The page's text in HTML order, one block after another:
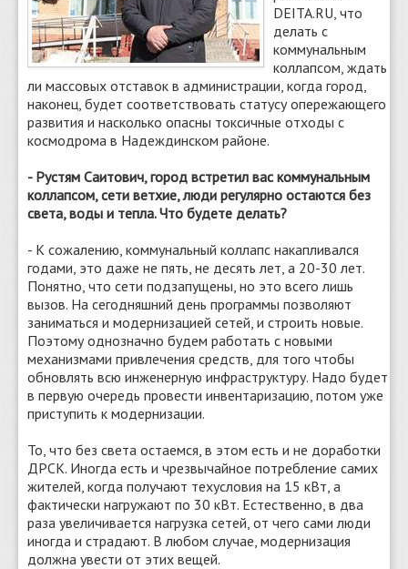
DEITA.RU, что
делать с
коммунальным
коллапсом, ждать
ли массовых отставок в администрации, когда город,
наконец, будет соответствовать статусу опережающего
развития и насколько опасны токсичные отходы с
космодрома в Надеждинском районе.
- Рустям Саитович, город встретил вас коммунальным
коллапсом, сети ветхие, люди регулярно остаются без
света, воды и тепла. Что будете делать?
- К сожалению, коммунальный коллапс накапливался
годами, это даже не пять, не десять лет, а 20-30 лет.
Понятно, что сети подзапущены, но это всего лишь
вызов. На сегодняшний день программы позволяют
заниматься и модернизацией сетей, и строить новые.
Поэтому однозначно будем работать с новыми
механизмами привлечения средств, для того чтобы
обновлять всю инженерную инфраструктуру. Надо будет
в первую очередь провести инвентаризацию, потом уже
приступить к модернизации.
То, что без света остаемся, в этом есть и не доработки
ДРСК. Иногда есть и чрезвычайное потребление самих
жителей, когда получают техусловия на 15 кВт, а
фактически нагружают по 30 кВт. Естественно, в два
раза увеличивается нагрузка сетей, от чего сами люди
иногда и страдают. В любом случае, модернизация
должна увести от этих вещей.